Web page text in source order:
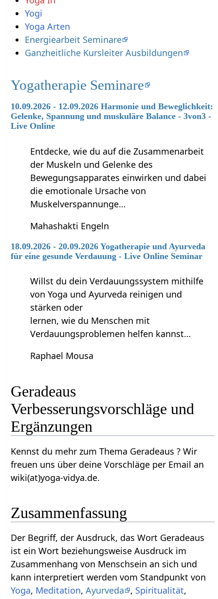
Yogi
Yoga Arten
Energiearbeit Seminare
Ganzheitliche Kursleiter Ausbildungen
Yogatherapie Seminare
10.09.2026 - 12.09.2026 Harmonie und Beweglichkeit:
Gelenke, Spannung und muskuläre Balance - 3von3 -
Live Online
Entdecke, wie du auf die Zusammenarbeit
der Muskeln und Gelenke des
Bewegungsapparates einwirken und dabei
die emotionale Ursache von
Muskelverspannunge…
Mahashakti Engeln
18.09.2026 - 20.09.2026 Yogatherapie und Ayurveda
für eine gesunde Verdauung - Live Online Seminar
Willst du dein Verdauungssystem mithilfe
von Yoga und Ayurveda reinigen und
stärken oder
lernen, wie du Menschen mit
Verdauungsproblemen helfen kannst…
Raphael Mousa
Geradeaus‏‎
Verbesserungsvorschläge und
Ergänzungen
Kennst du mehr zum Thema Geradeaus‏‎ ? Wir
freuen uns über deine Vorschläge per Email an
wiki(at)yoga-vidya.de.
Zusammenfassung
Der Begriff, der Ausdruck, das Wort Geradeaus‏‎
ist ein Wort beziehungsweise Ausdruck im
Zusammenhang von Menschsein an sich und
kann interpretiert werden vom Standpunkt von
Yoga, Meditation,Ayurveda , Spiritualität,